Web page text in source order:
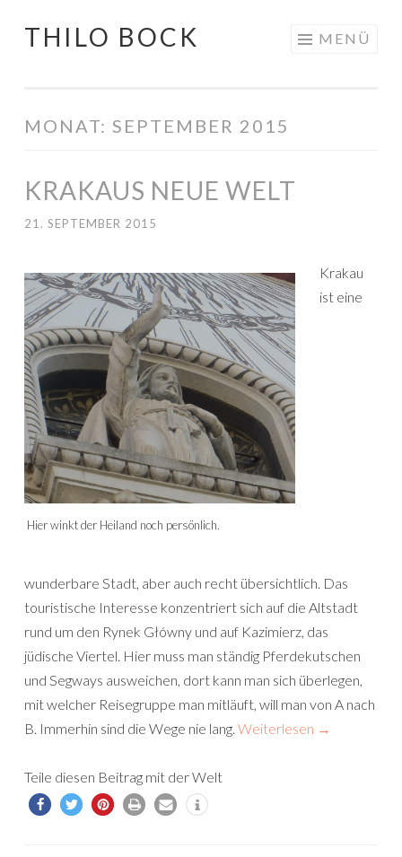
Springe
THILO BOCK MENÜ
MONAT: SEPTEMBER 2015
KRAKAUS NEUE WELT
21. SEPTEMBER 2015
Hier winkt der Heiland noch persönlich.
Krakau
ist eine
wunderbare Stadt, aber auch recht übersichtlich. Das
touristische Interesse konzentriert sich auf die Altstadt
rund um den Rynek Główny und auf Kazimierz, das
jüdische Viertel. Hier muss man ständig Pferdekutschen
und Segways ausweichen, dort kann man sich überlegen,
mit welcher Reisegruppe man mitläuft, will man von A nach
B. Immerhin sind die Wege nie lang. Weiterlesen →
Teile diesen Beitrag mit der Welt